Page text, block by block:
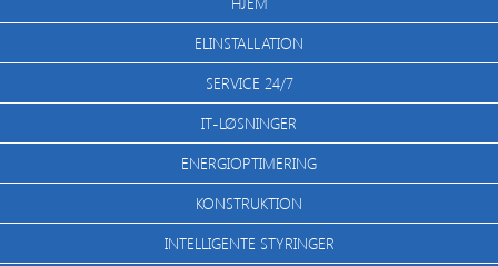
ELINSTALLATION
SERVICE 24/7
IT-LØSNINGER
ENERGIOPTIMERING
KONSTRUKTION
INTELLIGENTE STYRINGER